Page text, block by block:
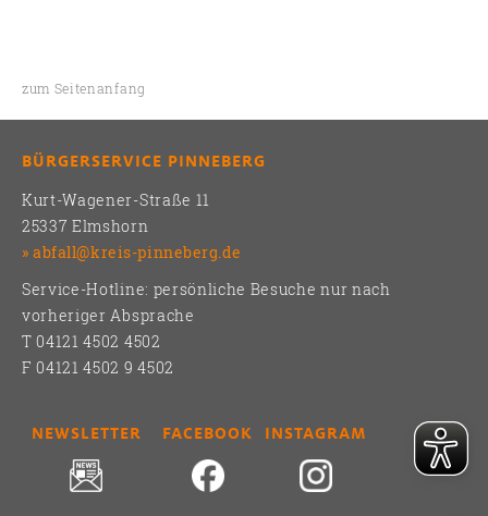
zum Seitenanfang
BÜRGERSERVICE PINNEBERG
Kurt-Wagener-Straße 11
25337 Elmshorn
abfall@kreis-pinneberg.de
Service-Hotline: persönliche Besuche nur nach
vorheriger Absprache
T 04121 4502 4502
F 04121 4502 9 4502
NEWSLETTER FACEBOOK INSTAGRAM